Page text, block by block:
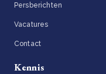
Persberichten
Vacatures
Contact
Kennis